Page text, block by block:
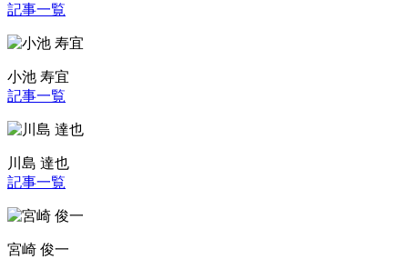
記事一覧
小池 寿宜
記事一覧
川島 達也
記事一覧
宮崎 俊一